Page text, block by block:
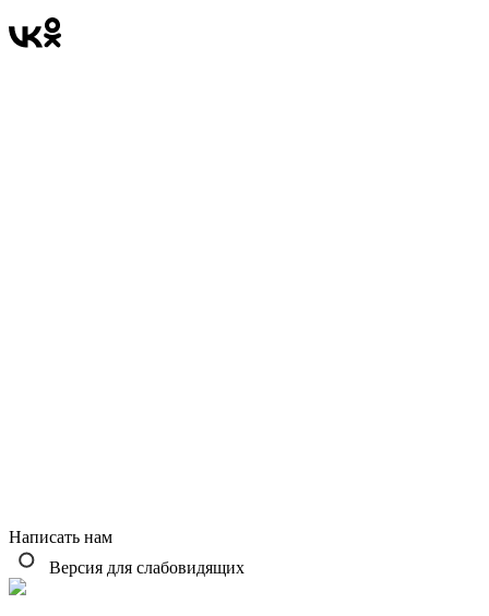
Написать нам
Версия для слабовидящих